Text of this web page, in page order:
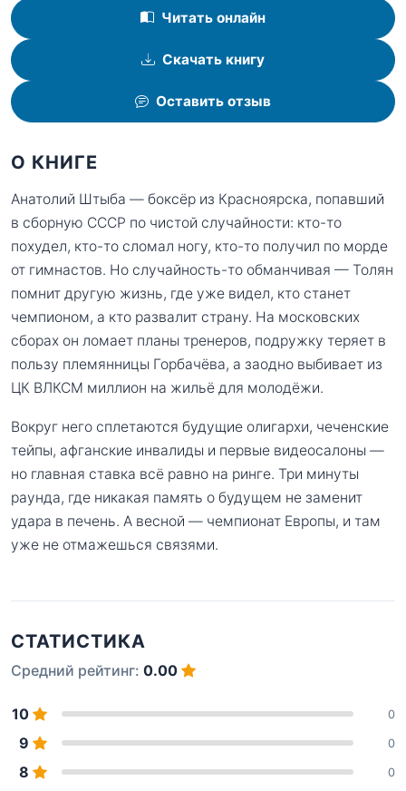
Читать онлайн
Скачать книгу
Оставить отзыв
О КНИГЕ
Анатолий Штыба — боксёр из Красноярска, попавший
в сборную СССР по чистой случайности: кто-то
похудел, кто-то сломал ногу, кто-то получил по морде
от гимнастов. Но случайность-то обманчивая — Толян
помнит другую жизнь, где уже видел, кто станет
чемпионом, а кто развалит страну. На московских
сборах он ломает планы тренеров, подружку теряет в
пользу племянницы Горбачёва, а заодно выбивает из
ЦК ВЛКСМ миллион на жильё для молодёжи.
Вокруг него сплетаются будущие олигархи, чеченские
тейпы, афганские инвалиды и первые видеосалоны —
но главная ставка всё равно на ринге. Три минуты
раунда, где никакая память о будущем не заменит
удара в печень. А весной — чемпионат Европы, и там
уже не отмажешься связями.
СТАТИСТИКА
Средний рейтинг: 0.00
10 0
9 0
8 0